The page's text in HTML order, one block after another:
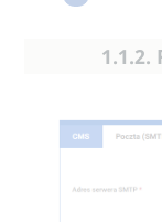
1.1.2.